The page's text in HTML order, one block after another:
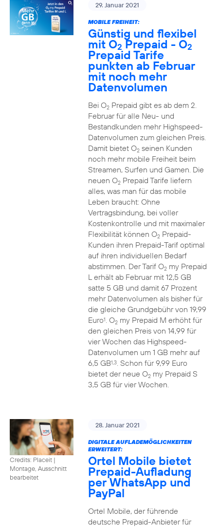
29. Januar 2021
MOBILE FREIHEIT:
Günstig und flexibel
mit O2 Prepaid - O2
Prepaid Tarife
punkten ab Februar
mit noch mehr
Datenvolumen
Bei O2Prepaid gibt es ab dem 2.
Februar für alle Neu- und
Bestandkunden mehr Highspeed-
Datenvolumen zum gleichen Preis.
Damit bietet O2seinen Kunden
noch mehr mobile Freiheit beim
Streamen, Surfen und Gamen. Die
neuen O2Prepaid Tarife liefern
alles, was man für das mobile
Leben braucht: Ohne
Vertragsbindung, bei voller
Kostenkontrolle und mit maximaler
Flexibilität können O2Prepaid-
Kunden ihren Prepaid-Tarif optimal
auf ihren individuellen Bedarf
abstimmen. Der Tarif O2my Prepaid
L erhält ab Februar mit 12,5 GB
satte 5 GB und damit 67 Prozent
mehr Datenvolumen als bisher für
die gleiche Grundgebühr von 19,99
Euro1. O2my Prepaid M erhöht für
den gleichen Preis von 14,99 für
vier Wochen das Highspeed-
Datenvolumen um 1 GB mehr auf
6,5 GB1,3. Schon für 9,99 Euro
bietet der neue O2my Prepaid S
3,5 GB für vier Wochen.
Credits: Placeit |
Montage, Ausschnitt
bearbeitet
28. Januar 2021
DIGITALE AUFLADEMÖGLICHKEITEN
ERWEITERT:
Ortel Mobile bietet
Prepaid-Aufladung
per WhatsApp und
PayPal
Ortel Mobile, der führende
deutsche Prepaid-Anbieter für